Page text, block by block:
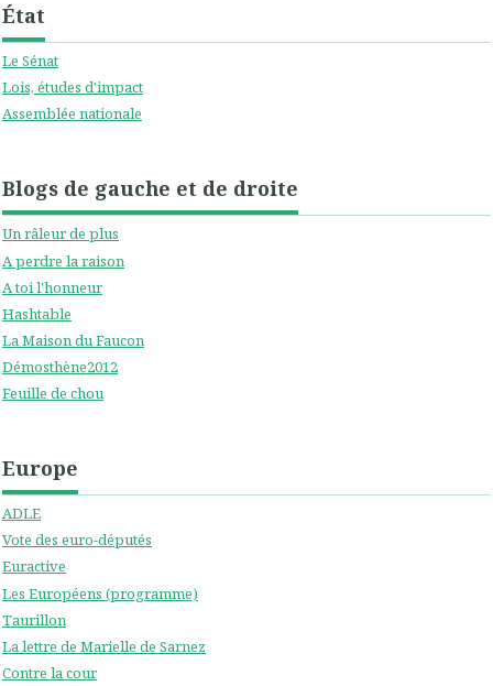
État
Le Sénat
Lois, études d'impact
Assemblée nationale
Blogs de gauche et de droite
Un râleur de plus
A perdre la raison
A toi l'honneur
Hashtable
La Maison du Faucon
Démosthène2012
Feuille de chou
Europe
ADLE
Vote des euro-députés
Euractive
Les Européens (programme)
Taurillon
La lettre de Marielle de Sarnez
Contre la cour